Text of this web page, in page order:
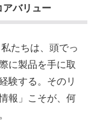
アバリュー
私たちは、頭でっ
に製品を手に取
験する。そのリ
報」こそが、何